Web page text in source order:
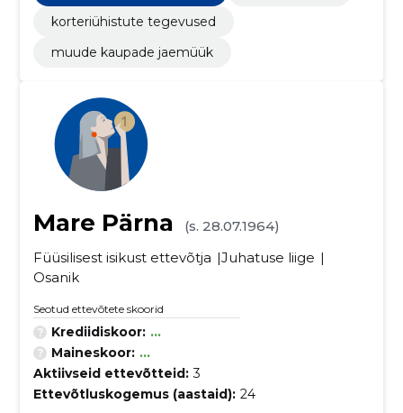
korteriühistute tegevused
muude kaupade jaemüük
Mare Pärna
(s. 28.07.1964)
Füüsilisest isikust ettevõtja
Juhatuse liige
Osanik
Seotud ettevõtete skoorid
Krediidiskoor: ...
Maineskoor: ...
Aktiivseid ettevõtteid: 3
Ettevõtluskogemus (aastaid): 24